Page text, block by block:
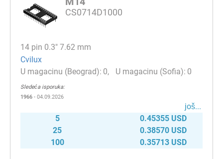
CS0714D1000
14 pin 0.3" 7.62 mm
Cvilux
0
0
Sledeća isporuka:
1966 - 04.09.2026
јоš...
5
0.45355 USD
25
0.38570 USD
100
0.35713 USD